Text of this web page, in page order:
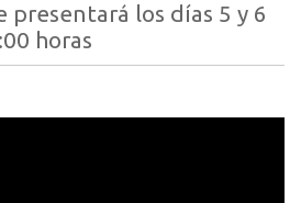
presentará los días 5 y 6
horas